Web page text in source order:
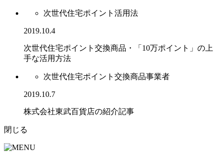
次世代住宅ポイント活用法
2019.10.4
次世代住宅ポイント交換商品・「10万ポイント」の上
手な活用方法
次世代住宅ポイント交換商品事業者
2019.10.7
株式会社東武百貨店の紹介記事
閉じる